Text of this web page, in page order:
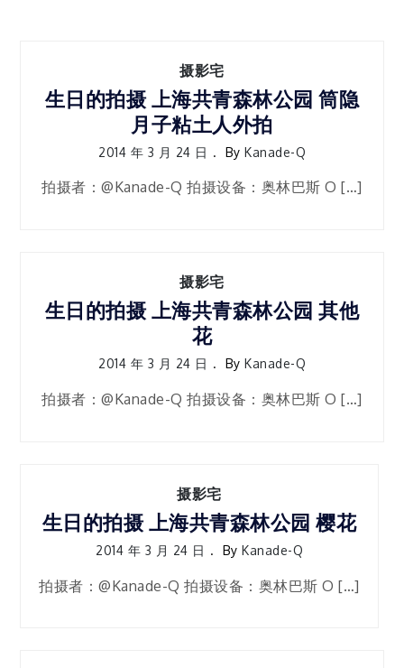
摄影宅
生日的拍摄 上海共青森林公园 筒隐
月子粘土人外拍
2014 年 3 月 24 日 By Kanade-Q
拍摄者：@Kanade-Q 拍摄设备：奥林巴斯 O […]
摄影宅
生日的拍摄 上海共青森林公园 其他
花
2014 年 3 月 24 日 By Kanade-Q
拍摄者：@Kanade-Q 拍摄设备：奥林巴斯 O […]
摄影宅
生日的拍摄 上海共青森林公园 樱花
2014 年 3 月 24 日 ByKanade-Q
拍摄者：@Kanade-Q 拍摄设备：奥林巴斯 O […]